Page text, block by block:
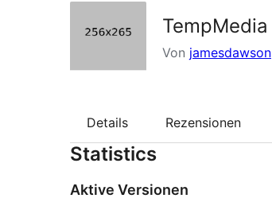
TempMedia
Von jamesdawson
Details Rezensionen
Statistics
Aktive Versionen